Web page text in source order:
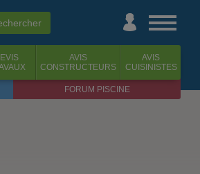
AVIS
CONSTRUCTEURS
AVIS
CUISINISTES
FORUM PISCINE